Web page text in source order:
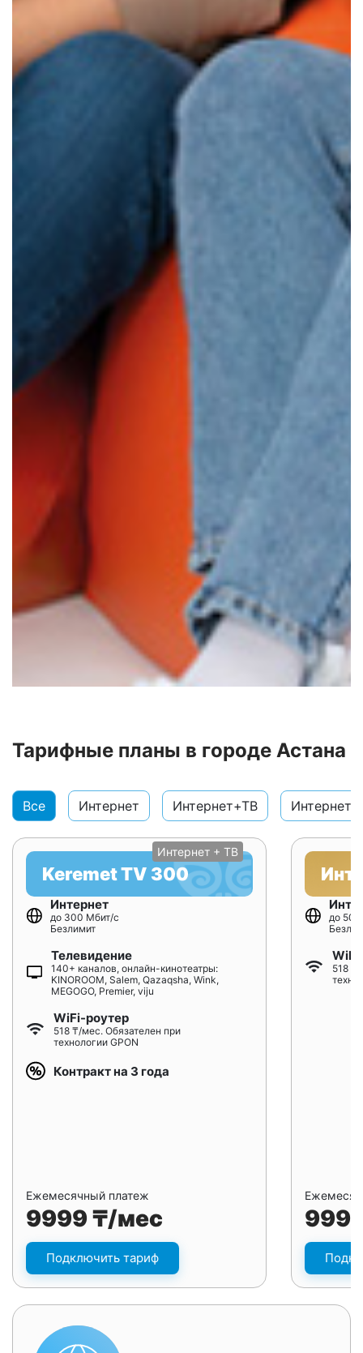
Тарифные планы в городе Астана
Все Интернет Интернет+ТВ
Интернет + ТВ
Keremet TV 300
Интернет
до 300 Мбит/с
Безлимит
Телевидение
140+ каналов, онлайн-кинотеатры:
KINOROOM, Salem, Qazaqsha, Wink,
MEGOGO, Premier, viju
WiFi-роутер
518 ₸/мес. Обязателен при
технологии GPON
Контракт на 3 года
Ежемесячный платеж
9999 ₸/мес
Подключить тариф
до
518